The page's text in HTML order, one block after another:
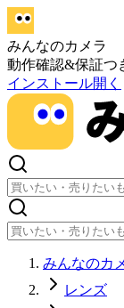
みんなのカメラ
動作確認&保証つ
インストール開く
みんなのカ
レンズ